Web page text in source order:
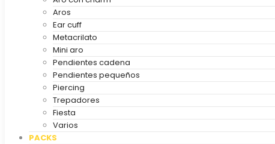
Aros
Ear cuff
Metacrilato
Mini aro
Pendientes cadena
Pendientes pequeños
Piercing
Trepadores
Fiesta
Varios
PACKS